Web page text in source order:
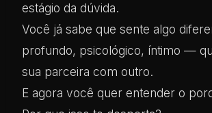
estágio da dúvida.
Você já sabe que sente algo
profundo, psicológico, íntimo —
sua parceira com outro.
E agora você quer entender o